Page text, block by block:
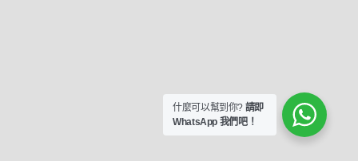
什麼可以幫到你? 請即
WhatsApp 我們吧！